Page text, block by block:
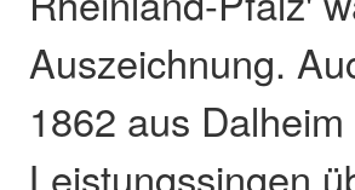
Auszeichnung.
1862 aus
Leistungssingen